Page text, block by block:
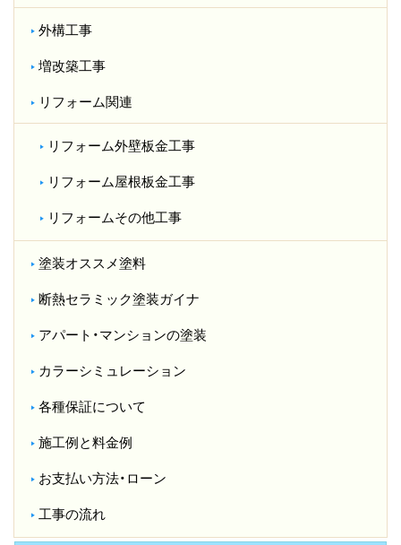
外構工事
増改築工事
リフォーム関連
リフォーム外壁板金工事
リフォーム屋根板金工事
リフォームその他工事
塗装オススメ塗料
断熱セラミック塗装ガイナ
アパート・マンションの塗装
カラーシミュレーション
各種保証について
施工例と料金例
お支払い方法・ローン
工事の流れ